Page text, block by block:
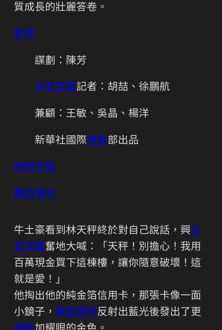
質成長的壯麗答卷。
教學
謀劃：陳芳
共享空間記者：胡喆、徐鵬航
兼顧：王敏、吳晶、楊洋
新華社國際時租部出品
時租空間
舞蹈場地
牛土豪看到林天秤終於對自己說話，興共
享空間奮地大喊：「天秤！別擔心！我用
百萬現金買下這棟樓，讓你隨意破壞！這
就是愛！」
他掏出他的純金箔信用卡，那張卡像一面
小鏡子， 舞蹈場地反射出藍光後發出了更